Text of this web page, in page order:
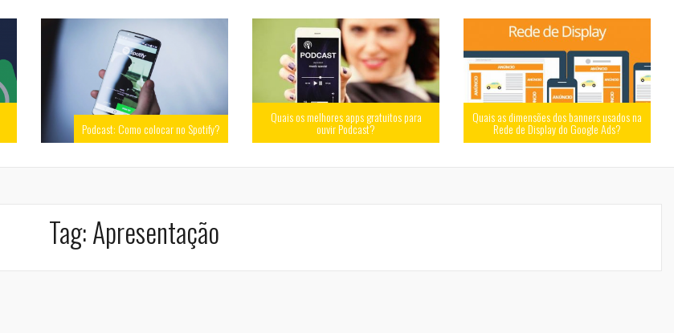
Podcast: Como colocar no Spotify?
Quais os melhores apps gratuitos para
ouvir Podcast?
Quais as dimensões dos banners usados na
Rede de Display do Google Ads?
Tag:Apresentação